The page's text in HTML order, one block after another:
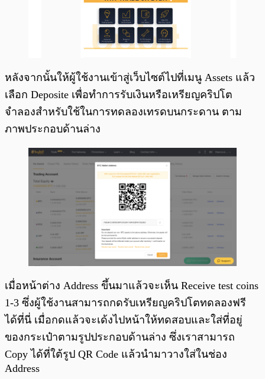
หลังจากนั้นให้ผู้ใช้งานเข้าสู่เว็บไซต์ไปที่เมนู Assets แล้ว
เลือก Deposite เพื่อทำการรับเงินหรือเหรียญคริปโต
จำลองสำหรับใช้ในการทดลองเทรดบนกระดาน ตาม
ภาพประกอบด้านล่าง
เมื่อหน้าต่าง Address ขึ้นมาแล้วจะเห็น Receive test coins
1-3 ซึ่งผู้ใช้งานสามารถกดรับเหรียญคริปโตทดลองฟรี
ได้ที่นี่ เมื่อกดแล้วจะเด้งไปหน้าให้ทดสอบและใส่ที่อยู่
ของกระเป๋าตามรูปประกอบด้านล่าง ซึ่งเราสามารถ
Copy ได้ที่ใต้รูป QR Code แล้วนำมาวางใส่ในช่อง
Address